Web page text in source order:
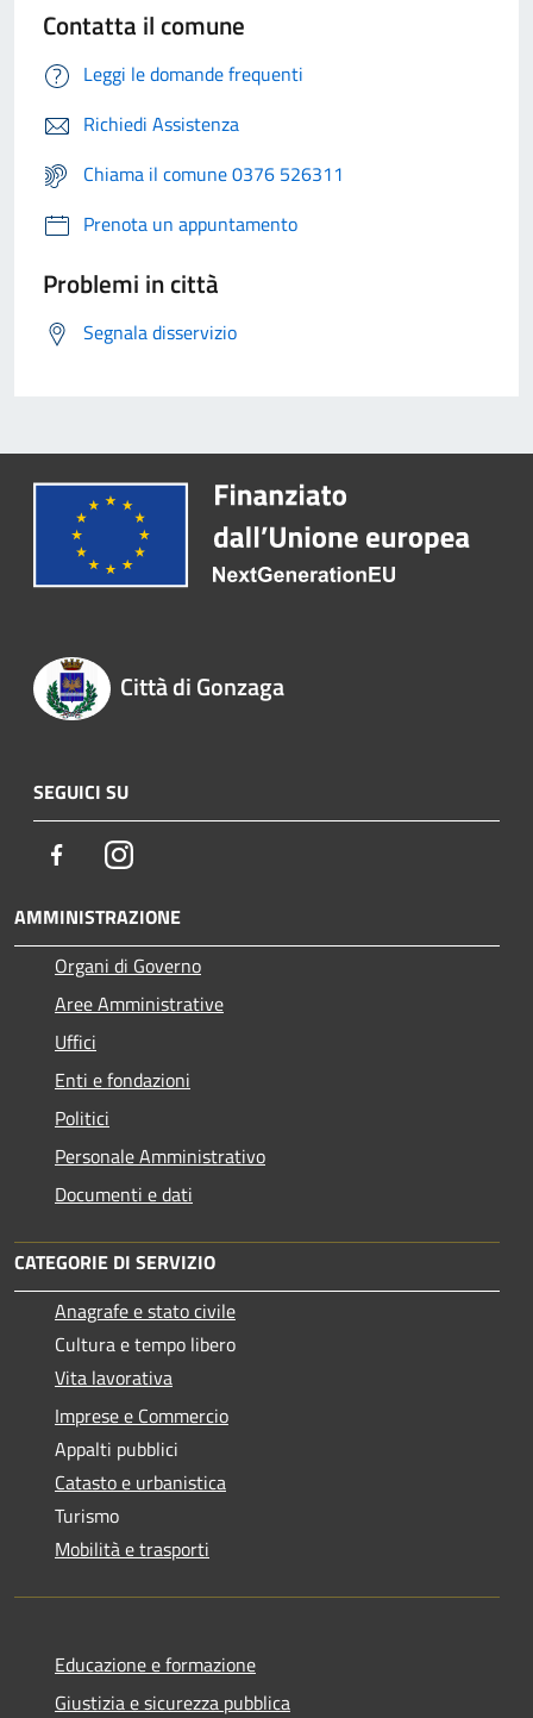
Contatta il comune
Leggi le domande frequenti
Richiedi Assistenza
Chiama il comune 0376 526311
Prenota un appuntamento
Problemi in città
Segnala disservizio
Città di Gonzaga
SEGUICI SU
FacebookInstagram
AMMINISTRAZIONE
Organi di Governo
Aree Amministrative
Uffici
Enti e fondazioni
Politici
Personale Amministrativo
Documenti e dati
CATEGORIE DI SERVIZIO
Anagrafe e stato civile
Cultura e tempo libero
Vita lavorativa
Imprese e Commercio
Appalti pubblici
Catasto e urbanistica
Turismo
Mobilità e trasporti
Educazione e formazione
Giustizia e sicurezza pubblica